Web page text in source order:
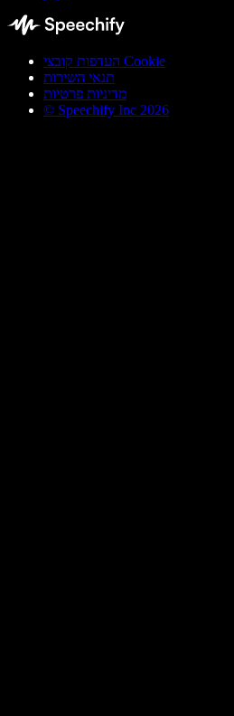
העדפות קובצי Cookie
תנאי השירות
מדיניות פרטיות
© Speechify Inc 2026